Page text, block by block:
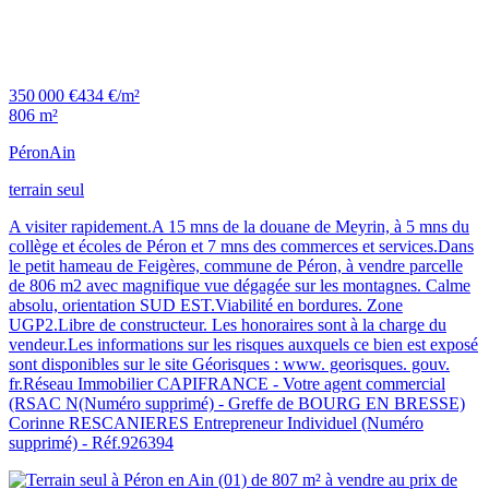
350 000 €434 €/m²
806 m²
PéronAin
terrain seul
A visiter rapidement.A 15 mns de la douane de Meyrin, à 5 mns du
collège et écoles de Péron et 7 mns des commerces et services.Dans
le petit hameau de Feigères, commune de Péron, à vendre parcelle
de 806 m2 avec magnifique vue dégagée sur les montagnes. Calme
absolu, orientation SUD EST.Viabilité en bordures. Zone
UGP2.Libre de constructeur. Les honoraires sont à la charge du
vendeur.Les informations sur les risques auxquels ce bien est exposé
sont disponibles sur le site Géorisques : www. georisques. gouv.
fr.Réseau Immobilier CAPIFRANCE - Votre agent commercial
(RSAC N(Numéro supprimé) - Greffe de BOURG EN BRESSE)
Corinne RESCANIERES Entrepreneur Individuel (Numéro
supprimé) - Réf.926394